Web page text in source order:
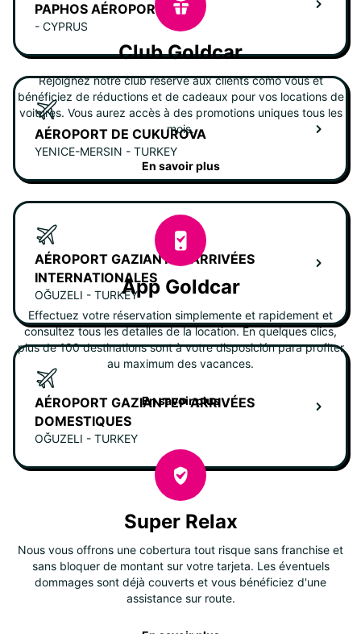
PAPHOS AÉROPORT
- CYPRUS
AÉROPORT DE CUKUROVA
YENICE-MERSIN - TURKEY
AÉROPORT GAZIANTEP ARRIVÉES
INTERNATIONALES
OĞUZELI - TURKEY
AÉROPORT GAZIANTEP ARRIVÉES
DOMESTIQUES
OĞUZELI - TURKEY
Club Goldcar
Rejoignez notre club réservé aux clients como vous et
bénéficiez de réductions et de cadeaux pour vos locations de
voitures. Vous aurez accès à des promotions uniques tous les
mois.
En savoir plus
App Goldcar
Effectuez votre réservation simplemente et rapidement et
consultez tous les detalles de la location. En quelques clics,
plus de 100 destinations sont à votre disposición para profiter
au maximum des vacances.
En savoir plus
Super Relax
Nous vous offrons une cobertura tout risque sans franchise et
sans bloquer de montant sur votre tarjeta. Les éventuels
dommages sont déjà couverts et vous bénéficiez d'une
assistance sur route.